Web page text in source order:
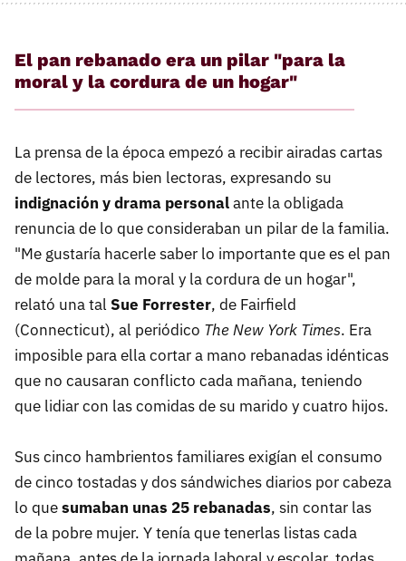
El pan rebanado era un pilar "para la
moral y la cordura de un hogar"
La prensa de la época empezó a recibir airadas cartas
de lectores, más bien lectoras, expresando su
indignación y drama personalante la obligada
renuncia de lo que consideraban un pilar de la familia.
"Me gustaría hacerle saber lo importante que es el pan
de molde para la moral y la cordura de un hogar",
relató una tal Sue Forrester, de Fairfield
(Connecticut), al periódico The New York Times. Era
imposible para ella cortar a mano rebanadas idénticas
que no causaran conflicto cada mañana, teniendo
que lidiar con las comidas de su marido y cuatro hijos.
Sus cinco hambrientos familiares exigían el consumo
de cinco tostadas y dos sándwiches diarios por cabeza
lo quesumaban unas 25 rebanadas, sin contar las
de la pobre mujer. Y tenía que tenerlas listas cada